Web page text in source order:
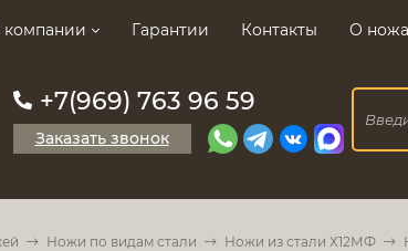
Гарантии Контакты О
+7(969) 763 96 59
Заказать звонок
Ножи по видам стали Ножи из стали Х12МФ